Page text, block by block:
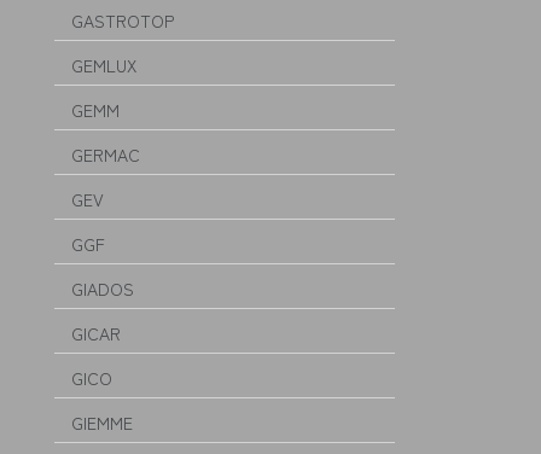
GASTROTOP
GEMLUX
GEMM
GERMAC
GEV
GGF
GIADOS
GICAR
GICO
GIEMME